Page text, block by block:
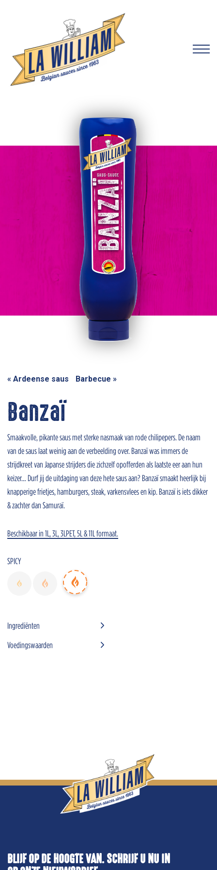
Home
Nieuws
« Ardeense saus Barbecue »
Banzaï
Smaakvolle, pikante saus met sterke nasmaak van rode chilipepers. De naam
van de saus laat weinig aan de verbeelding over. Banzaï was immers de
strijdkreet van Japanse strijders die zichzelf opofferden als laatste eer aan hun
keizer… Durf jij de uitdaging van deze hete saus aan? Banzaï smaakt heerlijk bij
knapperige frietjes, hamburgers, steak, varkensvlees en kip. Banzaï is iets dikker
& zachter dan Samuraï.
Beschikbaar in 1L, 3L, 3LPET, 5L & 11L formaat.
SPICY
Ingrediënten
Voedingswaarden
BLIJF OP DE HOOGTE VAN. SCHRIJF U NU IN